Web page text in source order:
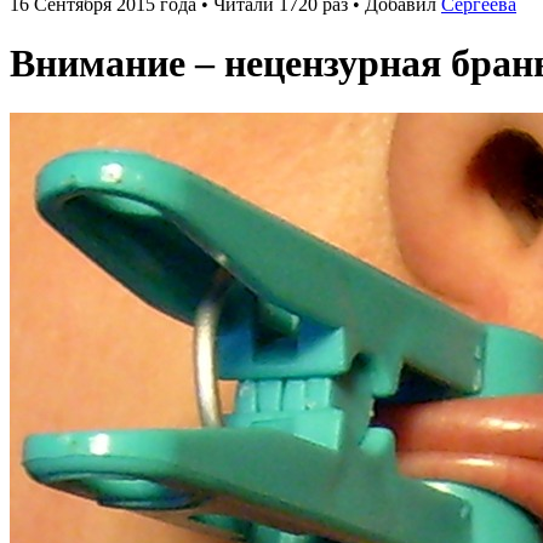
16 Сентября 2015 года • Читали 1720 раз • Добавил Сергеева
Внимание – нецензурная